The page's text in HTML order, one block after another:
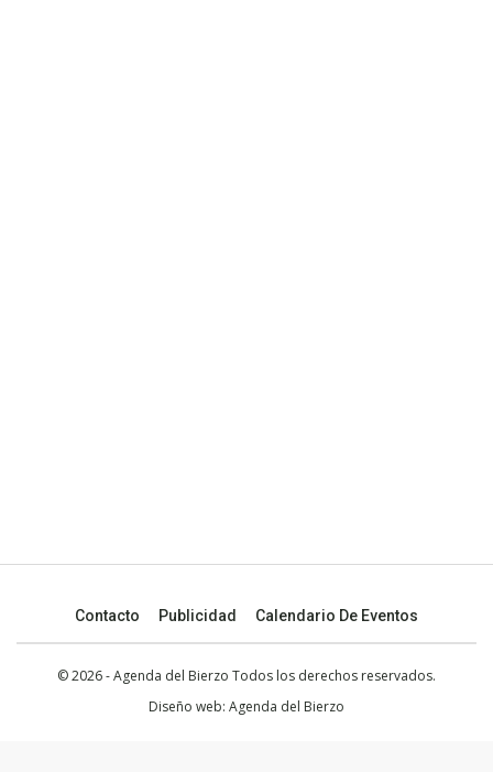
Contacto Publicidad Calendario De Eventos
© 2026 - Agenda del Bierzo Todos los derechos reservados.
Diseño web: Agenda del Bierzo